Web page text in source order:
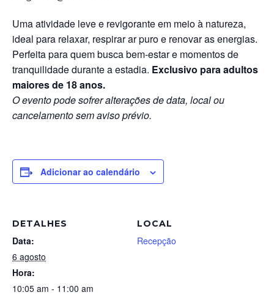
Uma atividade leve e revigorante em meio à natureza,
ideal para relaxar, respirar ar puro e renovar as energias.
Perfeita para quem busca bem-estar e momentos de
tranquilidade durante a estadia. Exclusivo para adultos
maiores de 18 anos.
O evento pode sofrer alterações de data, local ou
cancelamento sem aviso prévio.
Adicionar ao calendário
DETALHES
Data:
6 agosto
Hora:
10:05 am - 11:00 am
LOCAL
Recepção